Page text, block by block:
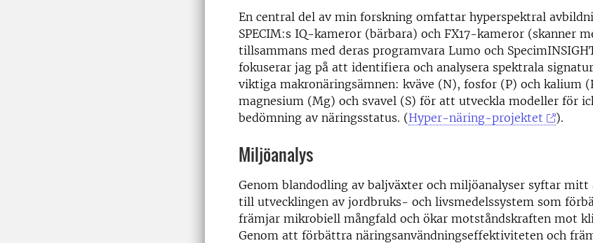
En central del av min forskning omfattar hyperspektral
SPECIM:s IQ-kameror (bärbara) och FX17-kameror (skanner
tillsammans med deras programvara Lumo och
fokuserar jag på att identifiera och analysera spektrala
viktiga makronäringsämnen: kväve (N), fosfor (P) och kalium
magnesium (Mg) och svavel (S) för att utveckla modeller för
bedömning av näringsstatus. (Hyper-näring-projektet ).
Miljöanalys
Genom blandodling av baljväxter och miljöanalyser syftar
till utvecklingen av jordbruks- och livsmedelssystem som
främjar mikrobiell mångfald och ökar motståndskraften mot
Genom att förbättra näringsanvändningseffektiviteten och